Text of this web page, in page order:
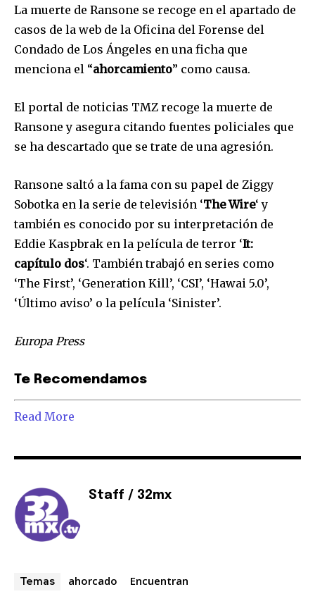
Únete a nuestra comunidad de
suscriptores y sé parte de la
conversación.
Para suscribirte, solo escribe tu dirección de correo eletrónico
y da click en el botón de "suscribir". No te preocupes,
INBOX. Tu información está segura con nosotros.
32,111
La muerte de Ransone se recoge en el apartado de
casos de la web de la Oficina del Forense del
Condado de Los Ángeles en una ficha que
menciona el “ahorcamiento” como causa.
El portal de noticias TMZ recoge la muerte de
Ransone y asegura citando fuentes policiales que
se ha descartado que se trate de una agresión.
Ransone saltó a la fama con su papel de Ziggy
Sobotka en la serie de televisión ‘The Wire‘ y
también es conocido por su interpretación de
Eddie Kaspbrak en la película de terror ‘It:
capítulo dos‘. También trabajó en series como
‘The First’, ‘Generation Kill’, ‘CSI’, ‘Hawai 5.0’,
‘Último aviso’ o la película ‘Sinister’.
Europa Press
Te Recomendamos
Read More
Staff / 32mx
Temas ahorcado Encuentran